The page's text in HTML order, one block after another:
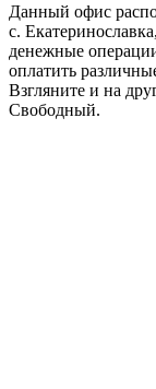
Данный офис
с.
денежные
оплатить
Взгляните и на
Свободный.